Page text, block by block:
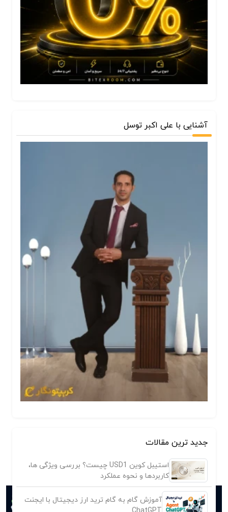
آشنایی با علی اکبر توسل
جدید ترین مقالات
استیبل کوین USD1 چیست؟ بررسی ویژگی ها،
کاربردها و نحوه عملکرد
آموزش گام به گام ترید ارز دیجیتال با ایجنت